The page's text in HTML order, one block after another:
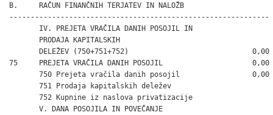
B.     RAČUN FINANČNIH TERJATEV IN NALOŽB
-------------------------------------------------------------
       IV. PREJETA VRAČILA DANIH POSOJIL IN
       PRODAJA KAPITALSKIH
       DELEŽEV (750+751+752)                             0,00
75     PREJETA VRAČILA DANIH POSOJIL                     0,00
       750 Prejeta vračila danih posojil                 0,00
       751 Prodaja kapitalskih deležev
       752 Kupnine iz naslova privatizacije
       V. DANA POSOJILA IN POVEČANJE